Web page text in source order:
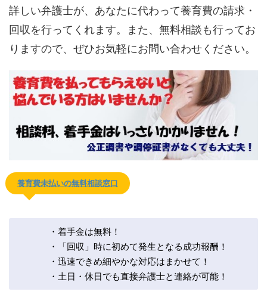
詳しい弁護士が、あなたに代わって養育費の請求・
回収を行ってくれます。また、無料相談も行ってお
りますので、ぜひお気軽にお問い合わせください。
養育費未払いの無料相談窓口
・着手金は無料！
・「回収」時に初めて発生となる成功報酬！
・迅速できめ細やかな対応はまかせて！
・土日・休日でも直接弁護士と連絡が可能！